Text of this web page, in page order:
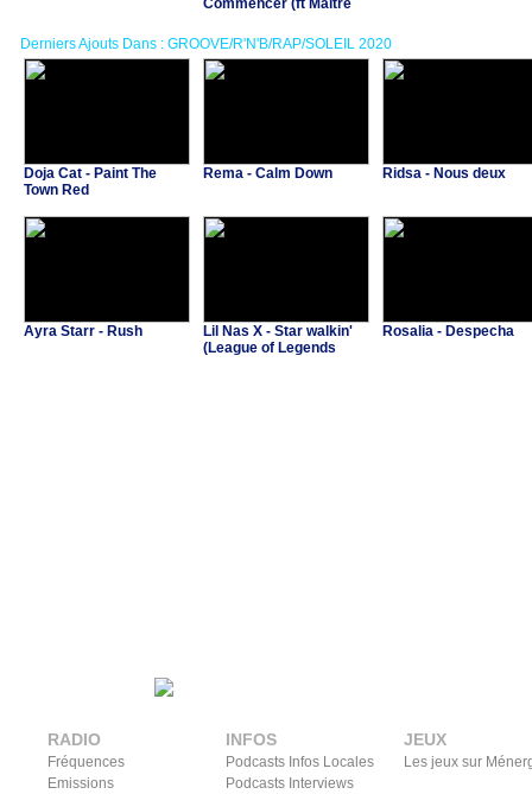
Commencer (ft Maitre
Derniers Ajouts Dans : GROOVE/R'N'B/RAP/SOLEIL 2020
Doja Cat - Paint The
Town Red
Rema - Calm Down Ridsa - Nous deux
Ayra Starr - Rush
Lil Nas X - Star walkin'
(League of Legends
Rosalia - Despecha
RADIO
Fréquences
Emissions
INFOS
Podcasts Infos Locales
Podcasts Interviews
JEUX
Les jeux sur